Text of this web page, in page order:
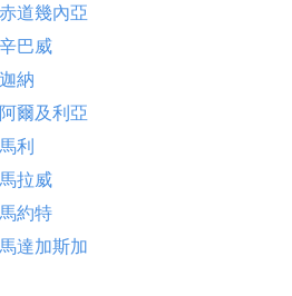
雨 1% 降雨
↑
道幾內亞
巴威
納
爾及利亞
利
拉威
約特
達加斯加